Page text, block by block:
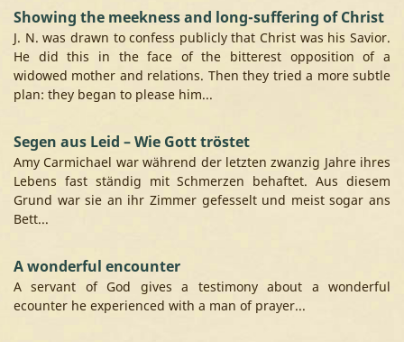
Showing the meekness and long-suffering of Christ
J. N. was drawn to confess publicly that Christ was his Savior.
He did this in the face of the bitterest opposition of a
widowed mother and relations. Then they tried a more subtle
plan: they began to please him...
Segen aus Leid – Wie Gott tröstet
Amy Carmichael war während der letzten zwanzig Jahre ihres
Lebens fast ständig mit Schmerzen behaftet. Aus diesem
Grund war sie an ihr Zimmer gefesselt und meist sogar ans
Bett...
A wonderful encounter
A servant of God gives a testimony about a wonderful
ecounter he experienced with a man of prayer...